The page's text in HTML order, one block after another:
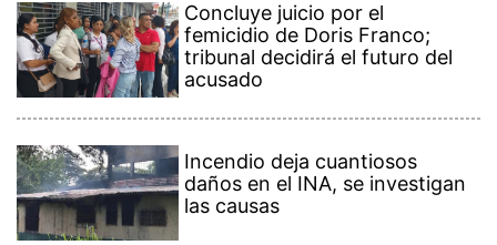
Concluye juicio por el
femicidio de Doris Franco;
tribunal decidirá el futuro del
acusado
Incendio deja cuantiosos
daños en el INA, se investigan
las causas